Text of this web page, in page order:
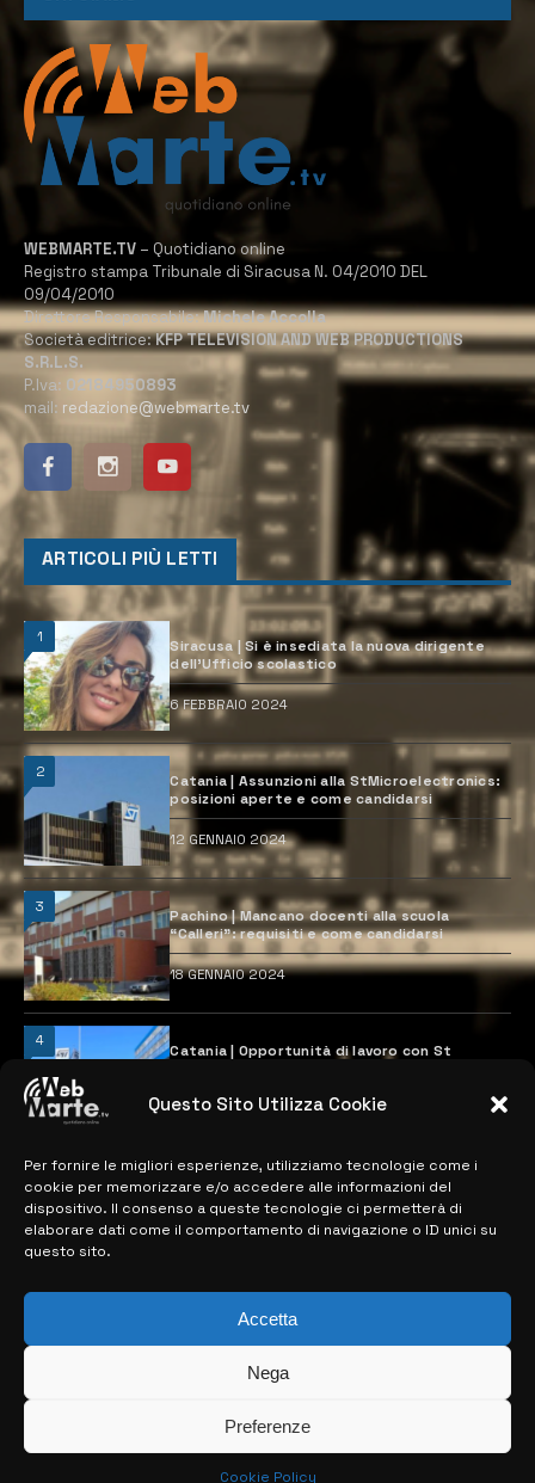
Questo Sito Utilizza Cookie
Per fornire le migliori esperienze, utilizziamo tecnologie come i
cookie per memorizzare e/o accedere alle informazioni del
dispositivo. Il consenso a queste tecnologie ci permetterà di
elaborare dati come il comportamento di navigazione o ID unici su
questo sito.
Accetta
Nega
Preferenze
Cookie Policy
WEBMARTE.TV – Quotidiano online
Registro stampa Tribunale di Siracusa N. 04/2010 DEL
09/04/2010
Direttore Responsabile:Michele Accolla
Società editrice:KFP TELEVISION AND WEB PRODUCTIONS
S.R.L.S.
P.Iva: 02184950893
mail: redazione@webmarte.tv
ARTICOLI PIÙ LETTI
1
Siracusa | Si è insediata la nuova dirigente
dell’Ufficio scolastico
6 FEBBRAIO 2024
2
Catania | Assunzioni alla StMicroelectronics:
posizioni aperte e come candidarsi
12 GENNAIO 2024
3
Pachino | Mancano docenti alla scuola
“Calleri”: requisiti e come candidarsi
18 GENNAIO 2024
4
Catania | Opportunità di lavoro con St
28 MARZO 2024
MAPPA DEL SITO
> NOTIZIE
> CONTATTI